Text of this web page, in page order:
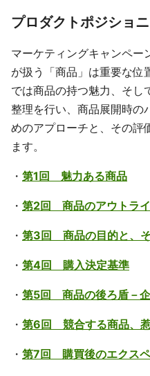
プロダクトポジショ
マーケティングキャンペー
が扱う「商品」は重要な位
では商品の持つ魅力、そし
整理を行い、商品展開時の
めのアプローチと、その評
ます。
・ 第1回 魅力ある商品
・ 第2回 商品のアウトラ
・ 第3回 商品の目的と、
・ 第4回 購入決定基準
・ 第5回 商品の後ろ盾－
・ 第6回 競合する商品、
・ 第7回 購買後のエクス